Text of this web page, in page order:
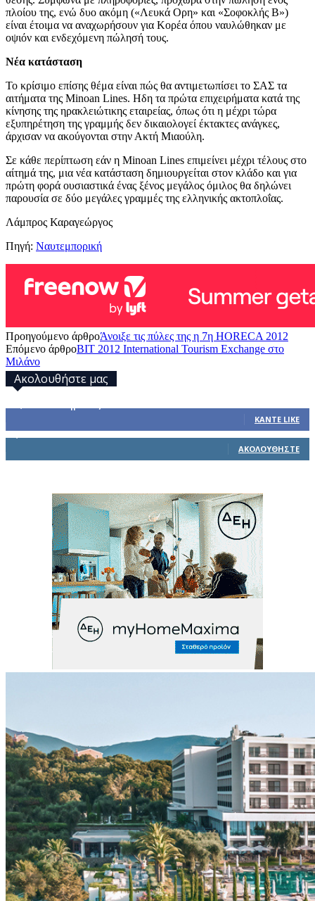
πλοίου της, ενώ δυο ακόμη («Λευκά Ορη» και «Σοφοκλής Β»)
είναι έτοιμα να αναχωρήσουν για Κορέα όπου ναυλώθηκαν με
οψιόν και ενδεχόμενη πώλησή τους.
Νέα κατάσταση
Το κρίσιμο επίσης θέμα είναι πώς θα αντιμετωπίσει το ΣΑΣ τα
αιτήματα της Minoan Lines. Ηδη τα πρώτα επιχειρήματα κατά της
κίνησης της ηρακλειώτικης εταιρείας, όπως ότι η μέχρι τώρα
εξυπηρέτηση της γραμμής δεν δικαιολογεί έκτακτες ανάγκες,
άρχισαν να ακούγονται στην Ακτή Μιαούλη.
Σε κάθε περίπτωση εάν η Minoan Lines επιμείνει μέχρι τέλους στο
αίτημά της, μια νέα κατάσταση δημιουργείται στον κλάδο και για
πρώτη φορά ουσιαστικά ένας ξένος μεγάλος όμιλος θα δηλώνει
παρουσία σε δύο μεγάλες γραμμές της ελληνικής ακτοπλοΐας.
Λάμπρος Καραγεώργος
Πηγή: Ναυτεμπορική
Προηγούμενο άρθροΆνοιξε τις πύλες της η 7η HORECA 2012
Επόμενο άρθροBIT 2012 International Tourism Exchange στο
Μιλάνο
Ακολουθήστε μας
ΚΆΝΤΕ LIKE
ΑΚΟΛΟΥΘΉΣΤΕ